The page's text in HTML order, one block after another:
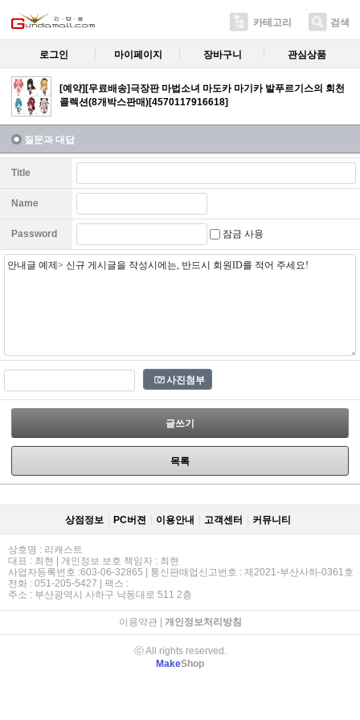
카테고리 검색
로그인 마이페이지 장바구니 관심상품
[예약][무료배송]극장판 마법소녀 마도카 마기카 발푸르기스의 회천
콜렉션(8개박스판매)[4570117916618]
질문과 대답
Title
Name
Password 잠금 사용
사진첨부
글쓰기
목록
상점정보 PC버젼 이용안내 고객센터 커뮤니티
상호명 : 리캐스트
대표 : 최현 | 개인정보 보호 책임자 : 최현
사업자등록번호 :603-06-32865 | 통신판매업신고번호 : 제2021-부산사하-0361호
전화 : 051-205-5427 | 팩스 :
주소 : 부산광역시 사하구 낙동대로 511 2층
이용약관| 개인정보처리방침
ⓒ All rights reserved.
MakeShop